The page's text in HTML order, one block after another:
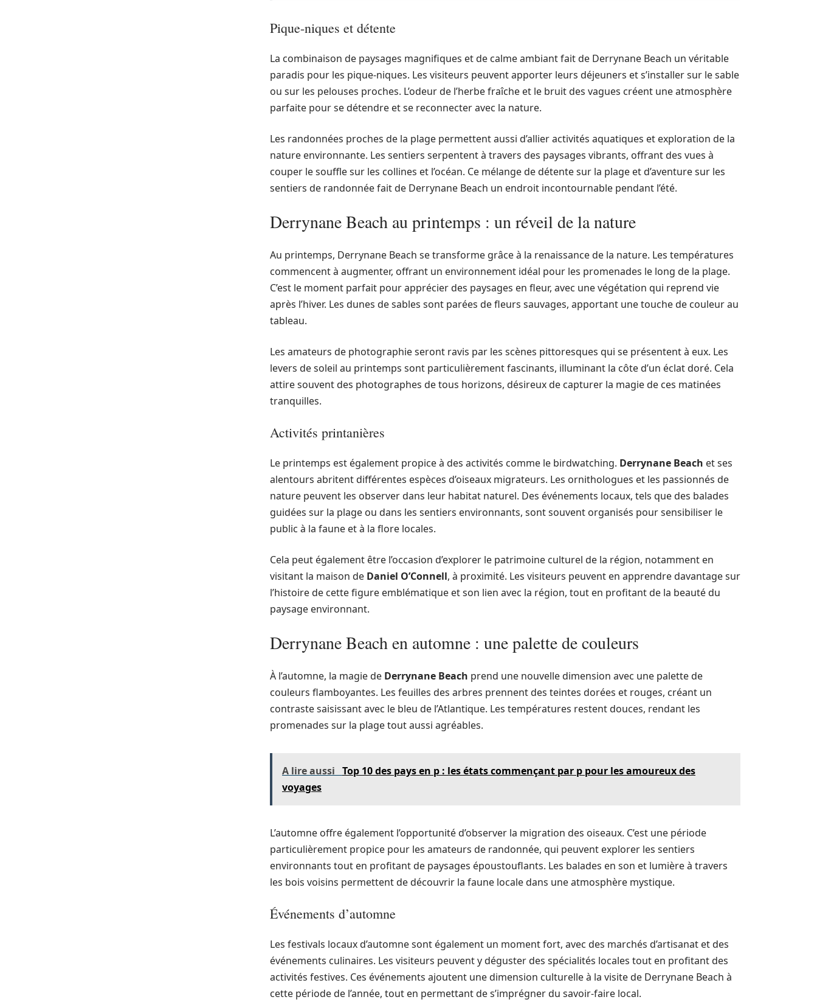
Pique-niques et détente
La combinaison de paysages magnifiques et de calme ambiant fait de Derrynane Beach un véritable
paradis pour les pique-niques. Les visiteurs peuvent apporter leurs déjeuners et s’installer sur le sable
ou sur les pelouses proches. L’odeur de l’herbe fraîche et le bruit des vagues créent une atmosphère
parfaite pour se détendre et se reconnecter avec la nature.
Les randonnées proches de la plage permettent aussi d’allier activités aquatiques et exploration de la
nature environnante. Les sentiers serpentent à travers des paysages vibrants, offrant des vues à
couper le souffle sur les collines et l’océan. Ce mélange de détente sur la plage et d’aventure sur les
sentiers de randonnée fait de Derrynane Beach un endroit incontournable pendant l’été.
Derrynane Beach au printemps : un réveil de la nature
Au printemps, Derrynane Beach se transforme grâce à la renaissance de la nature. Les températures
commencent à augmenter, offrant un environnement idéal pour les promenades le long de la plage.
C’est le moment parfait pour apprécier des paysages en fleur, avec une végétation qui reprend vie
après l’hiver. Les dunes de sables sont parées de fleurs sauvages, apportant une touche de couleur au
tableau.
Les amateurs de photographie seront ravis par les scènes pittoresques qui se présentent à eux. Les
levers de soleil au printemps sont particulièrement fascinants, illuminant la côte d’un éclat doré. Cela
attire souvent des photographes de tous horizons, désireux de capturer la magie de ces matinées
tranquilles.
Activités printanières
Le printemps est également propice à des activités comme le birdwatching. Derrynane Beach et ses
alentours abritent différentes espèces d’oiseaux migrateurs. Les ornithologues et les passionnés de
nature peuvent les observer dans leur habitat naturel. Des événements locaux, tels que des balades
guidées sur la plage ou dans les sentiers environnants, sont souvent organisés pour sensibiliser le
public à la faune et à la flore locales.
Cela peut également être l’occasion d’explorer le patrimoine culturel de la région, notamment en
visitant la maison de Daniel O’Connell, à proximité. Les visiteurs peuvent en apprendre davantage sur
l’histoire de cette figure emblématique et son lien avec la région, tout en profitant de la beauté du
paysage environnant.
Derrynane Beach en automne : une palette de couleurs
À l’automne, la magie de Derrynane Beach prend une nouvelle dimension avec une palette de
couleurs flamboyantes. Les feuilles des arbres prennent des teintes dorées et rouges, créant un
contraste saisissant avec le bleu de l’Atlantique. Les températures restent douces, rendant les
promenades sur la plage tout aussi agréables.
A lire aussi Top 10 des pays en p : les états commençant par p pour les amoureux des
voyages
L’automne offre également l’opportunité d’observer la migration des oiseaux. C’est une période
particulièrement propice pour les amateurs de randonnée, qui peuvent explorer les sentiers
environnants tout en profitant de paysages époustouflants. Les balades en son et lumière à travers
les bois voisins permettent de découvrir la faune locale dans une atmosphère mystique.
Événements d’automne
Les festivals locaux d’automne sont également un moment fort, avec des marchés d’artisanat et des
événements culinaires. Les visiteurs peuvent y déguster des spécialités locales tout en profitant des
activités festives. Ces événements ajoutent une dimension culturelle à la visite de Derrynane Beach à
cette période de l’année, tout en permettant de s’imprégner du savoir-faire local.